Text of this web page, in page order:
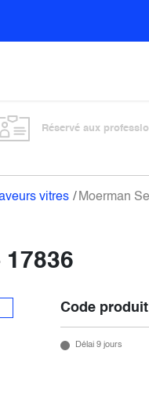
Réservé aux
vitres Moerman
Code produit
Délai 9 jours